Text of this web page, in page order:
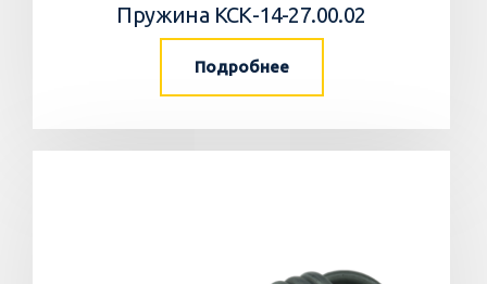
Пружина КСК-14-27.00.02
Подробнее